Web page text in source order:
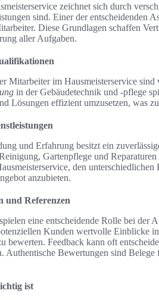
zeichnet sich durch
sind. Einer der entscheidenden
Diese Grundlagen schaffen
aller Aufgaben.
Mitarbeiter im Hausmeisterservice
in der Gebäudetechnik und -pflege
Lösungen effizient umzusetzen, was
und Erfahrung besitzt ein
Gartenpflege und
den
anzubieten.
und Referenzen
eine entscheidende Rolle bei der
Kunden wertvolle Einblicke
bewerten. Feedback kann oft
Authentische Bewertungen sind
ist